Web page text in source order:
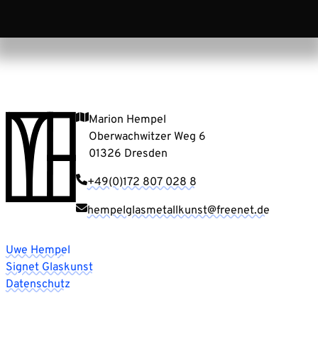
Marion Hempel
Oberwachwitzer Weg 6
01326 Dresden
+49(0)172 807 028 8
hempelglasmetallkunst@freenet.de
Uwe Hempel
Signet Glaskunst
Datenschutz